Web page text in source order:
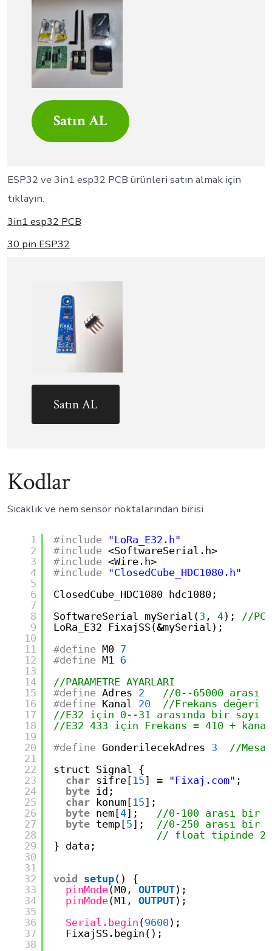
Satın AL
ESP32 ve 3in1 esp32 PCB ürünleri satın almak için
tıklayın.
3in1 esp32 PCB
30 pin ESP32
Satın AL
Kodlar
Sıcaklık ve nem sensör noktalarından birisi
1
2
3
4
5
6
7
8
9
10
11
12
13
14
15
16
17
18
19
20
21
22
23
24
25
26
27
28
29
30
31
32
33
34
35
36
37
38
#include
"LoRa_E32.h"
#include <SoftwareSerial.h>
#include <Wire.h>
#include
"ClosedCube_HDC1080.h"
ClosedCube_HDC1080 hdc1080;
SoftwareSerial mySerial(3 , 4);
//
LoRa_E32 FixajSS(&mySerial);
#define M0 7
#define M1 6
//PARAMETRE AYARLARI
#define Adres 2
//0--65000 arası
#define Kanal 20
//Frekans değeri
//E32 için 0--31 arasında bir sayı
//E32 433 için Frekans = 410 +
#define GonderilecekAdres 3
//
struct Signal {
char sifre[ 15] = "Fixaj.com" ;
byte
id;
char
konum[ 15];
byte nem[4];
//0-100 arası bir
byte temp[5];
//0-250 arası bir
// float tipinde
} data;
void setup() {
pinMode(M0, OUTPUT);
pinMode(M1, OUTPUT);
Serial.begin (9600);
FixajSS.begin();